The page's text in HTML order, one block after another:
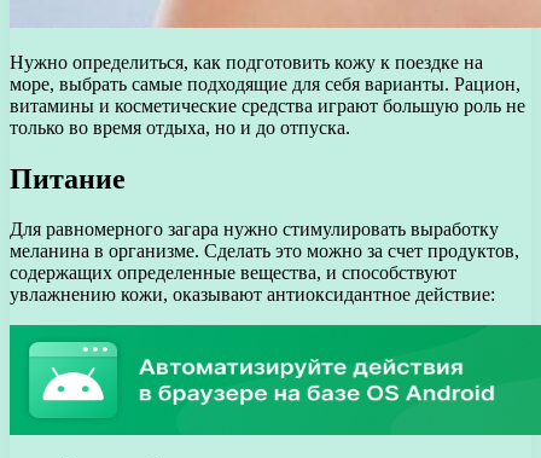
Нужно определиться, как подготовить кожу к поездке на
море, выбрать самые подходящие для себя варианты. Рацион,
витамины и косметические средства играют большую роль не
только во время отдыха, но и до отпуска.
Питание
Для равномерного загара нужно стимулировать выработку
меланина в организме. Сделать это можно за счет продуктов,
содержащих определенные вещества, и способствуют
увлажнению кожи, оказывают антиоксидантное действие: